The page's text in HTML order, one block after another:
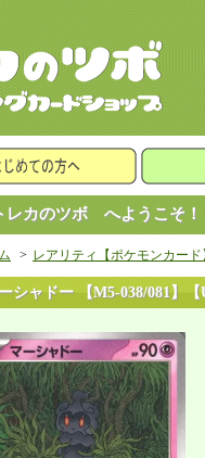
カのツボ へようこそ！
> レアリティ【ポケモンカード
シャドー 【M5-038/081】【